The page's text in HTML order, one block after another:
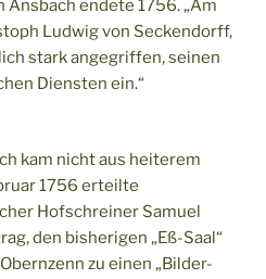
Ansbach endete 1756. „Am
Ludwig von Seckendorff,
stark angegriffen, seinen
Diensten ein.“
kam nicht aus heiterem
1756 erteilte
Hofschreiner Samuel
den bisherigen „Eß-Saal“
zu einen „Bilder-